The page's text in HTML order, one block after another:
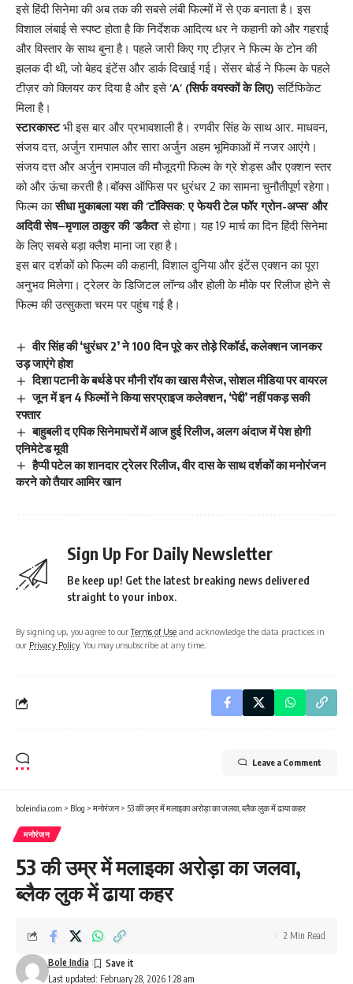
इसे हिंदी सिनेमा की अब तक की सबसे लंबी फिल्मों में से एक बनाता है। इस
विशाल लंबाई से स्पष्ट होता है कि निर्देशक आदित्य धर ने कहानी को और गहराई
और विस्तार के साथ बुना है। पहले जारी किए गए टीज़र ने फिल्म के टोन की
झलक दी थी, जो बेहद इंटेंस और डार्क दिखाई गई। सेंसर बोर्ड ने फिल्म के पहले
टीज़र को क्लियर कर दिया है और इसे‘A’ (सिर्फ वयस्कों के लिए) सर्टिफिकेट
मिला है।
स्टारकास्टभी इस बार और प्रभावशाली है। रणवीर सिंह के साथ आर. माधवन,
संजय दत्त, अर्जुन रामपाल और सारा अर्जुन अहम भूमिकाओं में नजर आएंगे।
संजय दत्त और अर्जुन रामपाल की मौजूदगी फिल्म के ग्रे शेड्स और एक्शन स्तर
को और ऊंचा करती है।बॉक्स ऑफिस पर धुरंधर 2 का सामना चुनौतीपूर्ण रहेगा।
फिल्म कासीधा मुकाबला यश की ‘टॉक्सिक: ए फेयरी टेल फॉर ग्रोन-अप्स’ और
अदिवी सेष–मृणाल ठाकुर की ‘डकैत’से होगा। यह 19 मार्च का दिन हिंदी सिनेमा
के लिए सबसे बड़ा क्लैश माना जा रहा है।
इस बार दर्शकों को फिल्म की कहानी, विशाल दुनिया और इंटेंस एक्शन का पूरा
अनुभव मिलेगा। ट्रेलर के डिजिटल लॉन्च और होली के मौके पर रिलीज होने से
फिल्म की उत्सुकता चरम पर पहुंच गई है।
वीर सिंह की ‘धुरंधर 2’ ने 100 दिन पूरे कर तोड़े रिकॉर्ड, कलेक्शन जानकर
उड़ जाएंगे होश
दिशा पटानी के बर्थडे पर मौनी रॉय का खास मैसेज, सोशल मीडिया पर वायरल
जून में इन 4 फिल्मों ने किया सरप्राइज कलेक्शन, ‘पेद्दी’ नहीं पकड़ सकी
रफ्तार
बाहुबली द एपिक सिनेमाघरों में आज हुई रिलीज, अलग अंदाज में पेश होगी
एनिमेटेड मूवी
हैप्पी पटेल का शानदार ट्रेलर रिलीज, वीर दास के साथ दर्शकों का मनोरंजन
करने को तैयार आमिर खान
Sign Up For Daily Newsletter
Be keep up! Get the latest breaking news delivered
straight to your inbox.
By signing up, you agree to ourTerms of Use and acknowledge the data practices in
our Privacy Policy. You may unsubscribe at any time.
Leave a Comment
boleindia.com > Blog > मनोरंजन> 53 की उम्र में मलाइका अरोड़ा का जलवा, ब्लैक लुक में ढाया कहर
मनोरंजन
53 की उम्र में मलाइका अरोड़ा का जलवा,
ब्लैक लुक में ढाया कहर
Last updated: February 28, 2026 1:28 am
Bole India
2 Min Read